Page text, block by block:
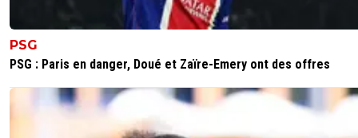
PSG
PSG : Paris en danger, Doué et Zaïre-Emery ont des offres